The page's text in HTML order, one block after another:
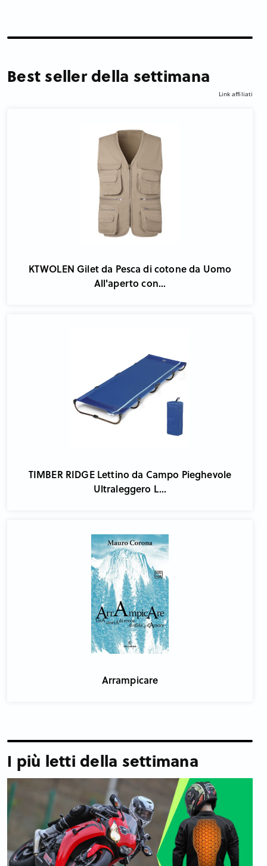
Best seller della settimana
Link affiliati
KTWOLEN Gilet da Pesca di cotone da Uomo
All'aperto con...
TIMBER RIDGE Lettino da Campo Pieghevole
Ultraleggero L...
Arrampicare
I più letti della settimana